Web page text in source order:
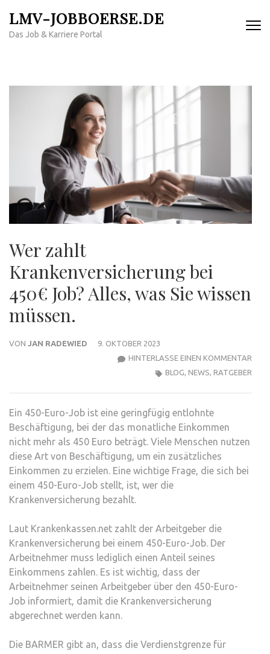
Inhalt
springen
LMV-JOBBOERSE.DE
Das Job & Karriere Portal
Wer zahlt
Krankenversicherung bei
450€ Job? Alles, was Sie wissen
müssen.
VON JAN RADEWIED
9. OKTOBER 2023
HINTERLASSE EINEN KOMMENTAR
BLOG, NEWS, RATGEBER
Ein 450-Euro-Job ist eine geringfügig entlohnte
Beschäftigung, bei der das monatliche Einkommen
nicht mehr als 450 Euro beträgt. Viele Menschen nutzen
diese Art von Beschäftigung, um ein zusätzliches
Einkommen zu erzielen. Eine wichtige Frage, die sich bei
einem 450-Euro-Job stellt, ist, wer die
Krankenversicherung bezahlt.
Laut Krankenkassen.net zahlt der Arbeitgeber die
Krankenversicherung bei einem 450-Euro-Job. Der
Arbeitnehmer muss lediglich einen Anteil seines
Einkommens zahlen. Es ist wichtig, dass der
Arbeitnehmer seinen Arbeitgeber über den 450-Euro-
Job informiert, damit die Krankenversicherung
abgerechnet werden kann.
Die BARMER gibt an, dass die Verdienstgrenze für